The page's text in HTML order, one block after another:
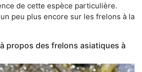
de cette espèce particulière.
peu plus encore sur les frelons à la
propos des frelons asiatiques à